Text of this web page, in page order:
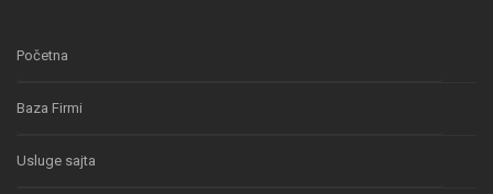
Početna
Baza Firmi
Usluge sajta